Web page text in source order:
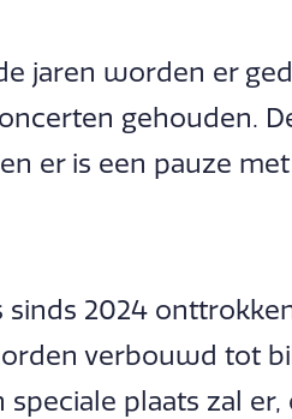
jaren worden er
gehouden.
en er is een pauze
sinds 2024
verbouwd tot
speciale plaats zal